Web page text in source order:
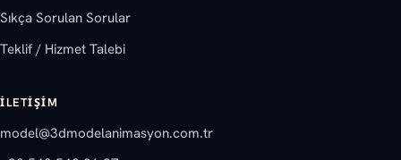
Sıkça Sorulan Sorular
Teklif / Hizmet Talebi
İLETIŞIM
model@3dmodelanimasyon.com.tr